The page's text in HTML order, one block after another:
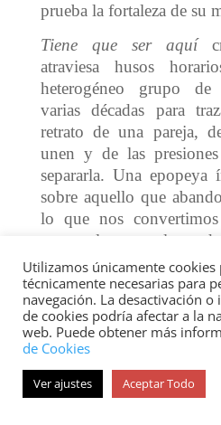
prueba la fortaleza de su
Tiene que ser aquí
atraviesa husos
heterogéneo grupo de
varias décadas para
retrato de una pareja,
unen y de las
separarla. Una epopeya
sobre aquello que
lo que nos convertimos
nuestro lugar en el mundo.
CÓMIC. NOVELA
Utilizamos únicamente cookies
técnicamente necesarias para
navegación. La desactivación
de cookies podría afectar a la
web. Puede obtener más
de Cookies
Ver ajustes Aceptar Todo